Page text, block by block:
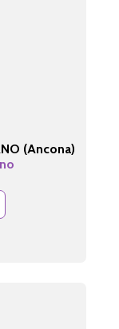
(Ancona)